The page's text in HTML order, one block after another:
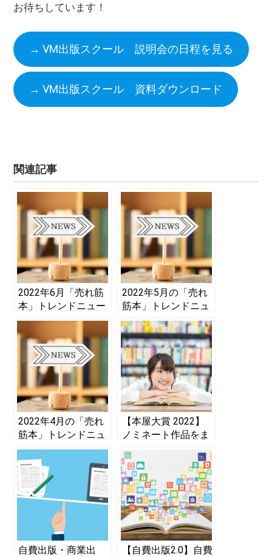
お待ちしています！
→ VM出版スクール 説明会の日程を見る
→ VM出版スクール 資料ダウンロード
関連記事
2022年6月「売れ筋
本」トレンドニュー
ス！ 紹介本リストま
とめ
2022年5月の「売れ
筋本」トレンドニュ
ース！ 紹介本リスト
まとめ
2022年4月の「売れ
筋本」トレンドニュ
ース！ 人気の本か
ら社会動向を分析
【本屋大賞 2022】
ノミネート作品をま
とめて紹介！ 芥川
賞・直木賞との違い
を元編集者に聞いた
自費出版・商業出
【自費出版2.0】自費